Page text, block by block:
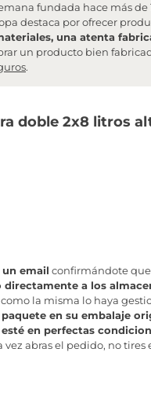
fundada hace más de
destaca por ofrecer
una atenta
un producto bien
.
doble 2x8 litros
email confirmándote
a los
la misma lo haya
en su embalaje
en perfectas
abras el pedido, no